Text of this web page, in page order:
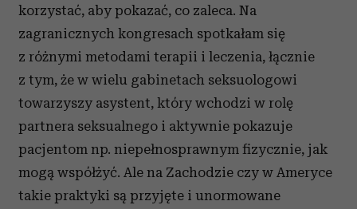
korzystać, aby pokazać, co zaleca. Na
zagranicznych kongresach spotkałam się
z różnymi metodami terapii i leczenia, łącznie
z tym, że w wielu gabinetach seksuologowi
towarzyszy asystent, który wchodzi w rolę
partnera seksualnego i aktywnie pokazuje
pacjentom np. niepełnosprawnym fizycznie, jak
mogą współżyć. Ale na Zachodzie czy w Ameryce
takie praktyki są przyjęte i unormowane